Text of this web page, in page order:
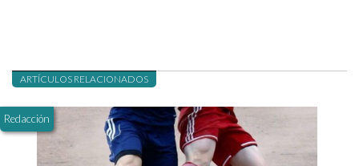
ARTÍCULOS RELACIONADOS
Redacción